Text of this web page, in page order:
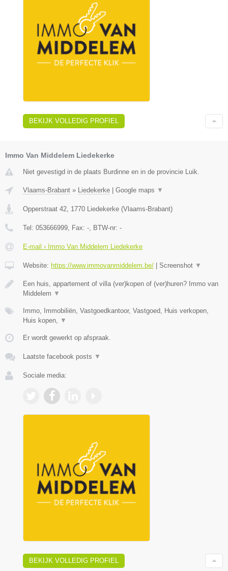
BEKIJK VOLLEDIG PROFIEL
Immo Van Middelem Liedekerke
Niet gevestigd in de plaats Burdinne en in de provincie Luik.
Vlaams-Brabant » Liedekerke Google maps ▼
Opperstraat 42 1770 Liedekerke (Vlaams-Brabant)
Tel: 053666999 , Fax: - , BTW-nr: -
E-mail › Immo Van Middelem Liedekerke
Website: https://www.immovanmiddelem.be/ Screenshot ▼
Een huis, appartement of villa (ver)kopen of (ver)huren? Immo van
Middelem ▼
Immo, Immobiliën, Vastgoedkantoor, Vastgoed, Huis verkopen,
Huis kopen,
▼
Er wordt gewerkt op afspraak.
Laatste facebook posts ▼
Sociale media:
BEKIJK VOLLEDIG PROFIEL